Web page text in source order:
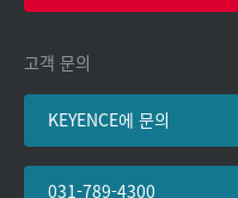
고객 문의
KEYENCE에 문의
031-789-4300